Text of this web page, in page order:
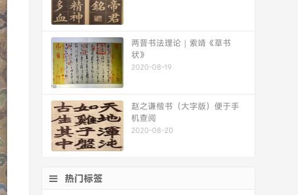
两晋书法理论｜索靖《草书
状》
2020-08-19
赵之谦楷书（大字版）便于手
机查阅
2020-08-20
热门标签